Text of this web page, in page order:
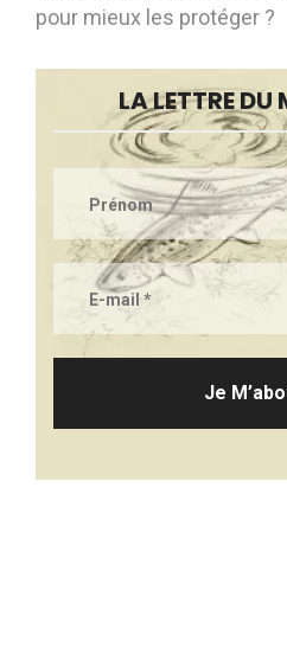
pour mieux les protéger ?
LA LETTRE DU